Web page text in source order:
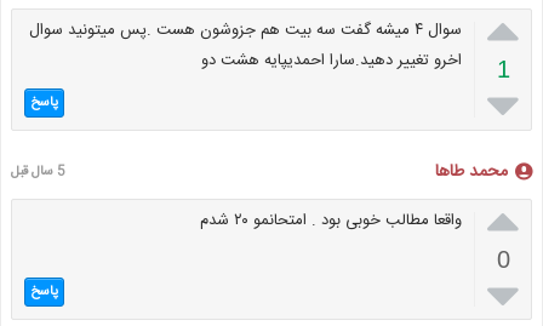

1

سوال ۴ میشه گفت سه بیت هم جزوشون هست .پس میتونید سوال
اخرو تغییر دهید.سارا احمدیپایه هشت دو
پاسخ
محمد طاها 5 سال قبل

0

واقعا مطالب خوبی بود . امتحانمو ۲۰ شدم
پاسخ